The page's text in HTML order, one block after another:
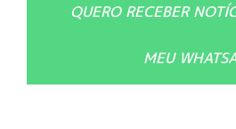
QUERO RECEBER
MEU